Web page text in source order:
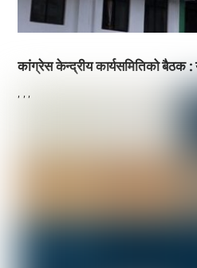
कांग्रेस केन्द्रीय कार्यसमितिको बैठक :
, , ,